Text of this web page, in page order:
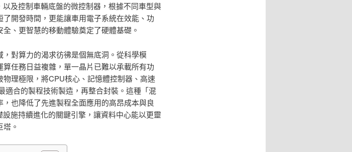
及控制車輛底盤的微控制器，根據不同車型與
開發時間，更能讓車用電子系統在效能、功
、更智慧的移動體驗奠定了硬體基礎。
對算力的渴求彷彿是個無底洞。從科學模
任務日益複雜，單一晶片已難以承載所有功
理極限，將CPU核心、記憶體控制器、高速
適合的製程技術製造，再整合封裝。這種「混
也降低了先進製程全面應用的高昂成本與良
施持續進化的關鍵引擎，讓資料中心能以更靈
。